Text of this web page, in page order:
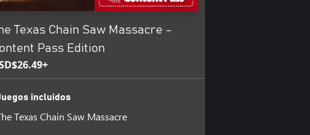
Texas Chain Saw Massacre -
Pass Edition
incluidos
Texas Chain Saw Massacre